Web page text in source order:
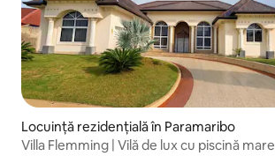
Locuință rezidențială în Paramaribo
Villa Flemming | Vilă de lux cu piscină mare